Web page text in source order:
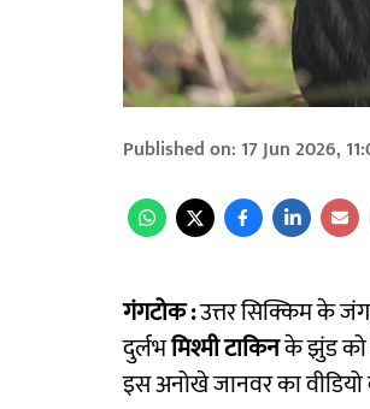
Published on: 17 Jun 2026,
गंगटोक :उत्तर सिक्किम के
दुर्लभमिश्मी टाकिनके झुंड को
इस अनोखे जानवर का वीडियो